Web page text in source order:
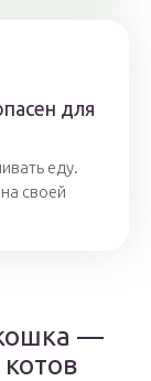
для
еду.
своей
—